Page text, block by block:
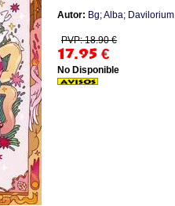
Autor: Bg; Alba; Davilorium
PVP: 18.90 €
17.95 €
No Disponible